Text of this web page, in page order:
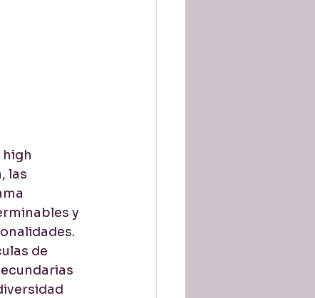
Online
/ Pronunciación
high
las
y
de